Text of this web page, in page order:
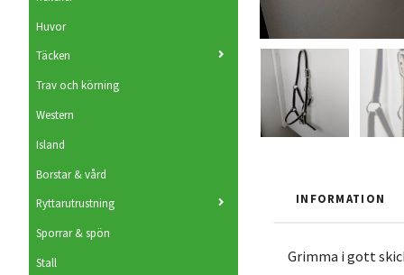
Huvor
Täcken
Trav och körning
Western
Island
Borstar & vård
Ryttarutrustning
Sporrar & spön
Stall
INFORMATION
Grimma i gott